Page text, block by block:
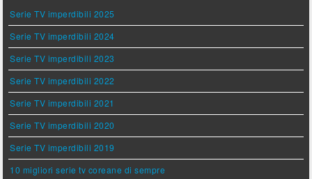
Serie TV imperdibili 2025
Serie TV imperdibili 2024
Serie TV imperdibili 2023
Serie TV imperdibili 2022
Serie TV imperdibili 2021
Serie TV imperdibili 2020
Serie TV imperdibili 2019
10 migliori serie tv coreane di sempre